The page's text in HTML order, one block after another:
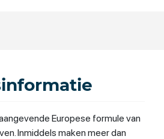
Europese formule van
Inmiddels maken meer dan